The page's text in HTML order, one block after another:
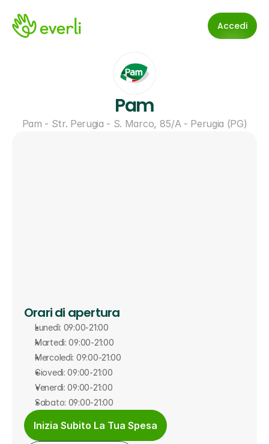
Accedi
Pam
Pam - Str. Perugia - S. Marco, 85/A - Perugia (PG)
Orari di apertura
Lunedì: 09:00-21:00
Martedì: 09:00-21:00
Mercoledì: 09:00-21:00
Giovedì: 09:00-21:00
Venerdì: 09:00-21:00
Sabato: 09:00-21:00
Inizia Subito La Tua Spesa